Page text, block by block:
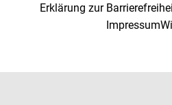
Erklärung zur
Impressum